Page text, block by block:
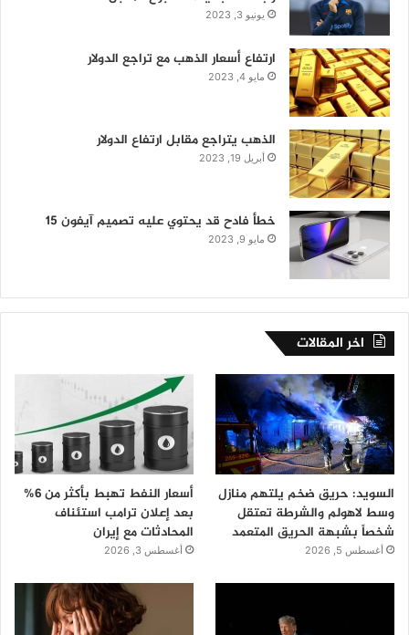
يونيو 3, 2023
ارتفاع أسعار الذهب مع تراجع الدولار
مايو 4, 2023
الذهب يتراجع مقابل ارتفاع الدولار
أبريل 19, 2023
خطأ فادح قد يحتوي عليه تصميم آيفون 15
مايو 9, 2023
اخر المقالات
السويد: حريق ضخم يلتهم منازل
وسط لاهولم والشرطة تعتقل
شخصاً بشبهة الحريق المتعمد
أغسطس 5, 2026
أسعار النفط تهبط بأكثر من 6%
بعد إعلان ترامب استئناف
المحادثات مع إيران
أغسطس 3, 2026